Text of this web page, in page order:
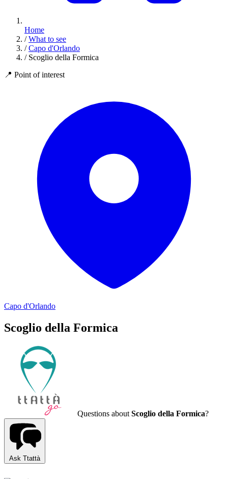
Home
/ What to see
/ Capo d'Orlando
/ Scoglio della Formica
📍 Point of interest
Capo d'Orlando
Scoglio della Formica
Questions about Scoglio della Formica?
Ask Ttattà